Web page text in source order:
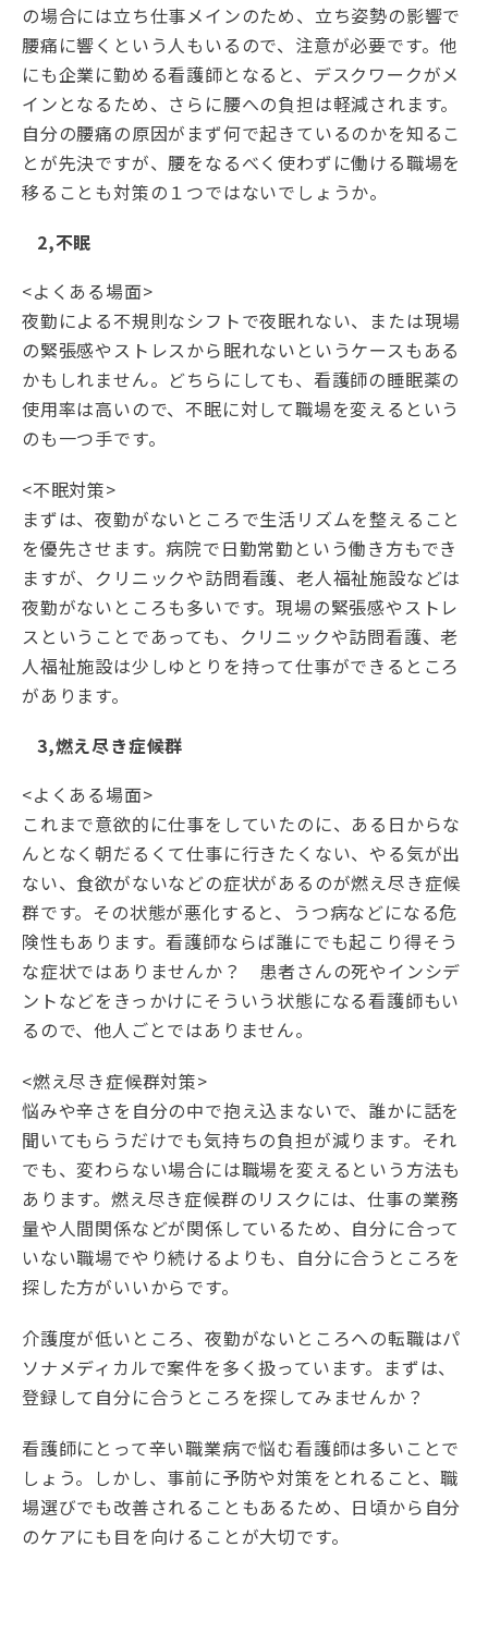
の場合には立ち仕事メインのため、立ち姿勢の影響で
腰痛に響くという人もいるので、注意が必要です。他
にも企業に勤める看護師となると、デスクワークがメ
インとなるため、さらに腰への負担は軽減されます。
自分の腰痛の原因がまず何で起きているのかを知るこ
とが先決ですが、腰をなるべく使わずに働ける職場を
移ることも対策の１つではないでしょうか。
2,不眠
<よくある場面>
夜勤による不規則なシフトで夜眠れない、または現場
の緊張感やストレスから眠れないというケースもある
かもしれません。どちらにしても、看護師の睡眠薬の
使用率は高いので、不眠に対して職場を変えるという
のも一つ手です。
<不眠対策>
まずは、夜勤がないところで生活リズムを整えること
を優先させます。病院で日勤常勤という働き方もでき
ますが、クリニックや訪問看護、老人福祉施設などは
夜勤がないところも多いです。現場の緊張感やストレ
スということであっても、クリニックや訪問看護、老
人福祉施設は少しゆとりを持って仕事ができるところ
があります。
3,燃え尽き症候群
<よくある場面>
これまで意欲的に仕事をしていたのに、ある日からな
んとなく朝だるくて仕事に行きたくない、やる気が出
ない、食欲がないなどの症状があるのが燃え尽き症候
群です。その状態が悪化すると、うつ病などになる危
険性もあります。看護師ならば誰にでも起こり得そう
な症状ではありませんか？ 患者さんの死やインシデ
ントなどをきっかけにそういう状態になる看護師もい
るので、他人ごとではありません。
<燃え尽き症候群対策>
悩みや辛さを自分の中で抱え込まないで、誰かに話を
聞いてもらうだけでも気持ちの負担が減ります。それ
でも、変わらない場合には職場を変えるという方法も
あります。燃え尽き症候群のリスクには、仕事の業務
量や人間関係などが関係しているため、自分に合って
いない職場でやり続けるよりも、自分に合うところを
探した方がいいからです。
介護度が低いところ、夜勤がないところへの転職はパ
ソナメディカルで案件を多く扱っています。まずは、
登録して自分に合うところを探してみませんか？
看護師にとって辛い職業病で悩む看護師は多いことで
しょう。しかし、事前に予防や対策をとれること、職
場選びでも改善されることもあるため、日頃から自分
のケアにも目を向けることが大切です。